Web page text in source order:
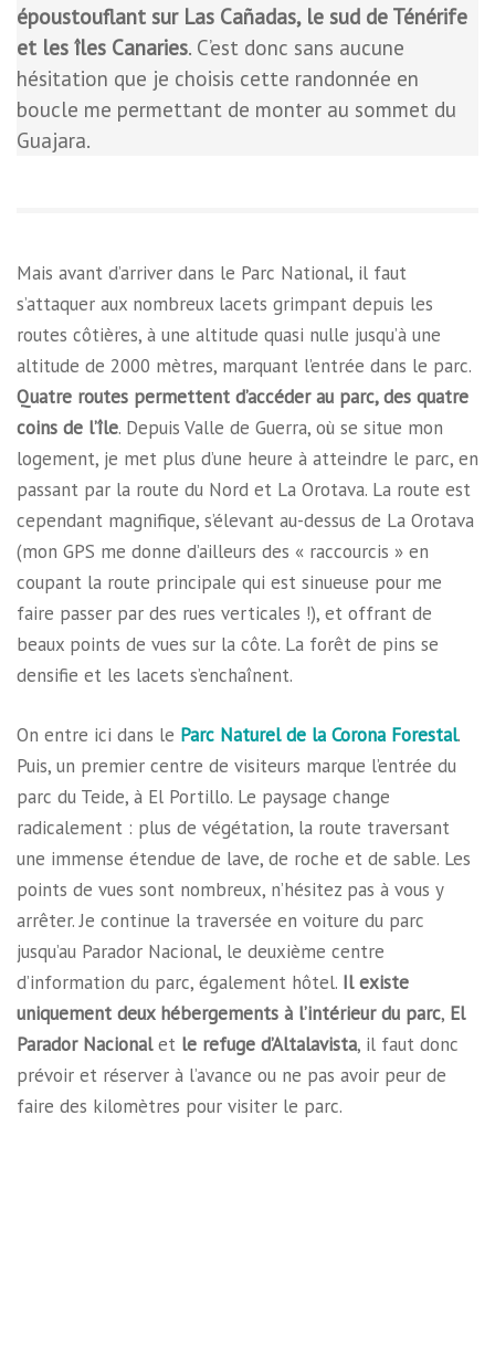
époustouflant sur Las Cañadas, le sud de Ténérife
et les îles Canaries. C’est donc sans aucune
hésitation que je choisis cette randonnée en
boucle me permettant de monter au sommet du
Guajara.
Mais avant d’arriver dans le Parc National, il faut
s’attaquer aux nombreux lacets grimpant depuis les
routes côtières, à une altitude quasi nulle jusqu’à une
altitude de 2000 mètres, marquant l’entrée dans le parc.
Quatre routes permettent d’accéder au parc, des quatre
coins de l’île. Depuis Valle de Guerra, où se situe mon
logement, je met plus d’une heure à atteindre le parc, en
passant par la route du Nord et La Orotava. La route est
cependant magnifique, s’élevant au-dessus de La Orotava
(mon GPS me donne d’ailleurs des « raccourcis » en
coupant la route principale qui est sinueuse pour me
faire passer par des rues verticales !), et offrant de
beaux points de vues sur la côte. La forêt de pins se
densifie et les lacets s’enchaînent.
On entre ici dans le Parc Naturel de la Corona Forestal.
Puis, un premier centre de visiteurs marque l’entrée du
parc du Teide, à El Portillo. Le paysage change
radicalement : plus de végétation, la route traversant
une immense étendue de lave, de roche et de sable. Les
points de vues sont nombreux, n’hésitez pas à vous y
arrêter. Je continue la traversée en voiture du parc
jusqu’au Parador Nacional, le deuxième centre
d’information du parc, également hôtel. Il existe
uniquement deux hébergements à l’intérieur du parc, El
Parador Nacionalet le refuge d’Altalavista, il faut donc
prévoir et réserver à l’avance ou ne pas avoir peur de
faire des kilomètres pour visiter le parc.